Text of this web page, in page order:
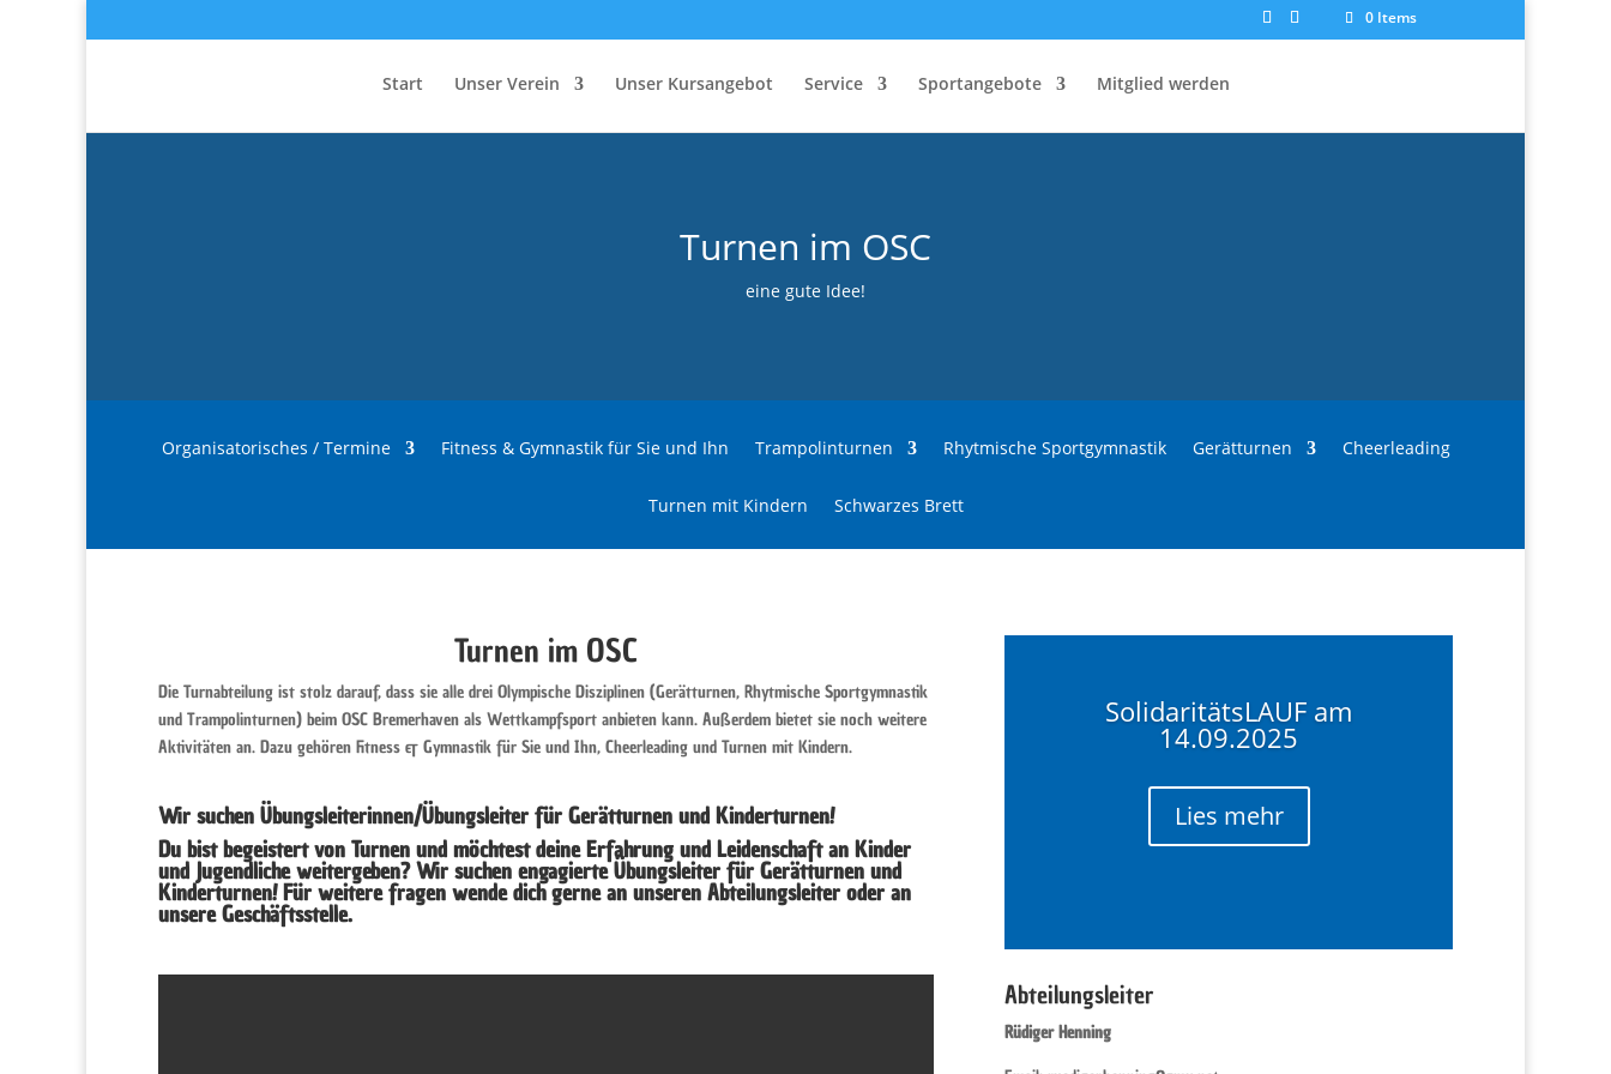
0 Items
Start Unser Verein Unser Kursangebot Service Sportangebote Mitglied werden
Turnen im OSC
eine gute Idee!
Organisatorisches / Termine Fitness & Gymnastik für Sie und Ihn Trampolinturnen Rhytmische Sportgymnastik Gerätturnen Cheerleading
Turnen mit Kindern Schwarzes Brett
Turnen im OSC
Die Turnabteilung ist stolz darauf, dass sie alle drei Olympische Disziplinen (Gerätturnen, Rhytmische Sportgymnastik
und Trampolinturnen) beim OSC Bremerhaven als Wettkampfsport anbieten kann. Außerdem bietet sie noch weitere
Aktivitäten an. Dazu gehören Fitness & Gymnastik für Sie und Ihn, Cheerleading und Turnen mit Kindern.
Wir suchen Übungsleiterinnen/Übungsleiter für Gerätturnen und Kinderturnen!
Du bist begeistert von Turnen und möchtest deine Erfahrung und Leidenschaft an Kinder
und Jugendliche weitergeben? Wir suchen engagierte Übungsleiter für Gerätturnen und
Kinderturnen! Für weitere fragen wende dich gerne an unseren Abteilungsleiter oder an
unsereGeschäftsstelle.
SolidaritätsLAUF am
14.09.2025
Lies mehr
Abteilungsleiter
Rüdiger Henning